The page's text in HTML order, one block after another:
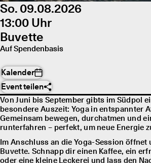
So. 09.08.2026
13:00 Uhr
Buvette
Auf Spendenbasis
Kalender
Event teilen
Von Juni bis September gibts im Südpol
besondere Auszeit: Yoga in entspannter
Gemeinsam bewegen, durchatmen und
runterfahren – perfekt, um neue Energie
Im Anschluss an die Yoga-Session öffnet
Buvette. Schnapp dir einen Kaffee, ein
oder eine kleine Leckerei und lass den